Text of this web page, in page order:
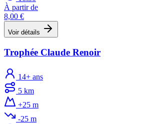
À partir de
8,00 €
Voir détails
Trophée Claude Renoir
14+ ans
5 km
+25 m
-25 m